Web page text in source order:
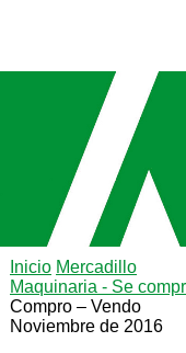
Inicio Mercadillo
Maquinaria - Se
Compro – Vendo
Noviembre de 2016